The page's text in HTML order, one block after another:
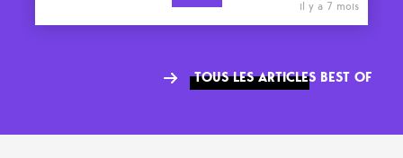
il y a 7 mois
TOUS LES ARTICLES BEST OF